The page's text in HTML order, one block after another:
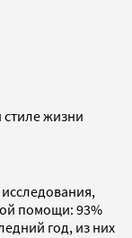
стиле жизни
помощи: 93%
год, из них